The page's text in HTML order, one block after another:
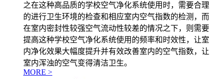
之在这种高品质的学校空气净化系统使用时，需要合理
的进行卫生环境的检查和相应室内空气指数的检测，而
在室内密封性较强空气流动性较差的情况之下，则需要
提高这种学校空气净化系统使用的频率和时效性，让室
内净化效果大幅度提升并有效改善室内的空气指数，让
室内浑浊的空气变得清洁卫生。
MORE >